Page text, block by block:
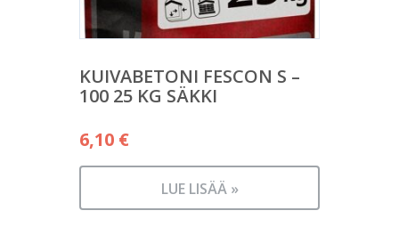
KUIVABETONI FESCON S –
100 25 KG SÄKKI
6,10 €
LUE LISÄÄ »